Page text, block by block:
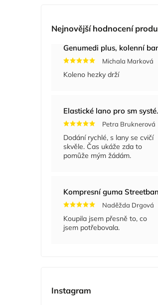
Nejnovější hodnocení
Michala Marková
Koleno hezky drží
Petra Bruknerová
Dodání rychlé, s lany se cvičí
skvěle. Čas ukáže zda to
pomůže mým žádám.
Naděžda Drgová
Koupila jsem přesně to, co
jsem potřebovala.
Instagram